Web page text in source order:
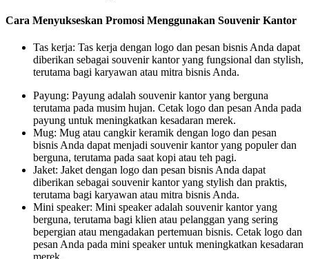
Cara Menyukseskan Promosi Menggunakan Souvenir Kantor
Tas kerja: Tas kerja dengan logo dan pesan bisnis Anda dapat
diberikan sebagai souvenir kantor yang fungsional dan stylish,
terutama bagi karyawan atau mitra bisnis Anda.
Payung: Payung adalah souvenir kantor yang berguna
terutama pada musim hujan. Cetak logo dan pesan Anda pada
payung untuk meningkatkan kesadaran merek.
Mug: Mug atau cangkir keramik dengan logo dan pesan
bisnis Anda dapat menjadi souvenir kantor yang populer dan
berguna, terutama pada saat kopi atau teh pagi.
Jaket: Jaket dengan logo dan pesan bisnis Anda dapat
diberikan sebagai souvenir kantor yang stylish dan praktis,
terutama bagi karyawan atau mitra bisnis Anda.
Mini speaker: Mini speaker adalah souvenir kantor yang
berguna, terutama bagi klien atau pelanggan yang sering
bepergian atau mengadakan pertemuan bisnis. Cetak logo dan
pesan Anda pada mini speaker untuk meningkatkan kesadaran
merek.